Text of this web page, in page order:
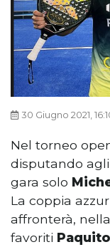
30 Giugno 2021,
Nel torneo
disputando
gara solo
La coppia
affronterà,
favoriti